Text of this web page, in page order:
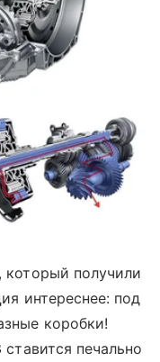
получили
интереснее: под
коробки!
печально